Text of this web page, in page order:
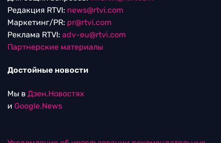
Редакция RTVI: news@rtvi.com
Маркетинг/PR: pr@rtvi.com
Реклама RTVI: adv-eu@rtvi.com
Партнерские материалы
Достойные новости
Мы в Дзен.Новостях
и Google.News